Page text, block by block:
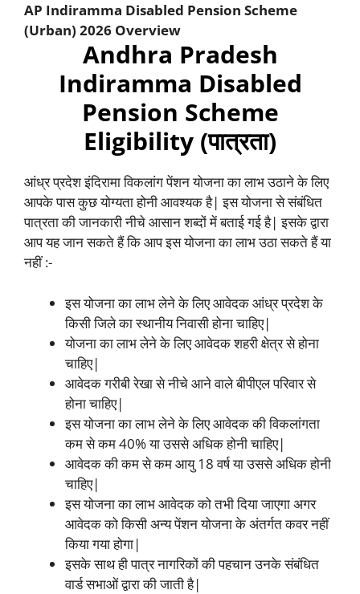
AP Indiramma Disabled Pension Scheme
(Urban) 2026 Overview
Andhra Pradesh
Indiramma Disabled
Pension Scheme
Eligibility (पात्रता)
आंध्र प्रदेश इंदिरामा विकलांग पेंशन योजना का लाभ उठाने के लिए
आपके पास कुछ योग्यता होनी आवश्यक है| इस योजना से संबंधित
पात्रता की जानकारी नीचे आसान शब्दों में बताई गई है| इसके द्वारा
आप यह जान सकते हैं कि आप इस योजना का लाभ उठा सकते हैं या
नहीं :-
इस योजना का लाभ लेने के लिए आवेदक आंध्र प्रदेश के
किसी जिले का स्थानीय निवासी होना चाहिए|
योजना का लाभ लेने के लिए आवेदक शहरी क्षेत्र से होना
चाहिए|
आवेदक गरीबी रेखा से नीचे आने वाले बीपीएल परिवार से
होना चाहिए|
इस योजना का लाभ लेने के लिए आवेदक की विकलांगता
कम से कम 40% या उससे अधिक होनी चाहिए|
आवेदक की कम से कम आयु 18 वर्ष या उससे अधिक होनी
चाहिए|
इस योजना का लाभ आवेदक को तभी दिया जाएगा अगर
आवेदक को किसी अन्य पेंशन योजना के अंतर्गत कवर नहीं
किया गया होगा|
इसके साथ ही पात्र नागरिकों की पहचान उनके संबंधित
वार्ड सभाओं द्वारा की जाती है|